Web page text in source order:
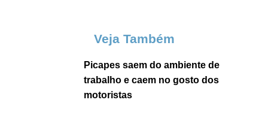
Veja Também
Picapes saem do ambiente de
trabalho e caem no gosto dos
motoristas